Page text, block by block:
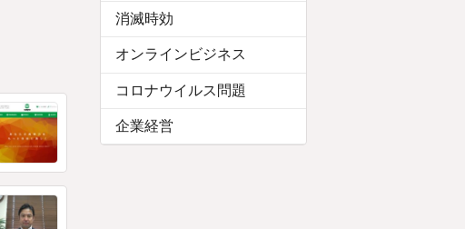
消滅時効
オンラインビジネス
コロナウイルス問題
企業経営